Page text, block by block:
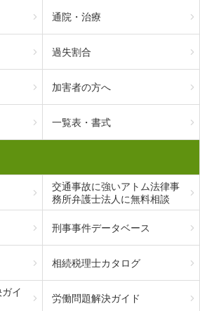
通院・治療
過失割合
加害者の方へ
一覧表・書式
交通事故に強いアトム法律事
務所弁護士法人に無料相談
刑事事件データベース
相続税理士カタログ
イ
労働問題解決ガイド